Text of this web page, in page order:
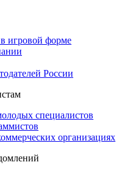
игровой форме
России
специалистов
организациях